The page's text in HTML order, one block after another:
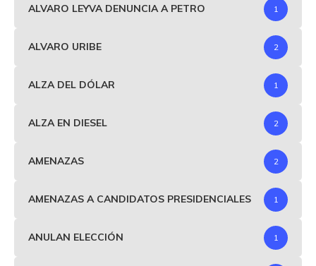
ALVARO LEYVA DENUNCIA A PETRO 1
ALVARO URIBE 2
ALZA DEL DÓLAR 1
ALZA EN DIESEL 2
AMENAZAS 2
AMENAZAS A CANDIDATOS PRESIDENCIALES 1
ANULAN ELECCIÓN 1